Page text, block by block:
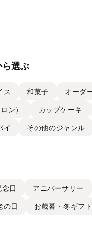
ら選ぶ
ス 和菓子 オーダ
ン） カップケーキ
イ その他のジャンル
日 アニバーサリー
の日 お歳暮・冬ギフト